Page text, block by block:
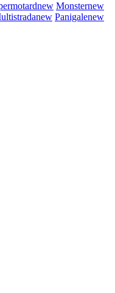
new Monsternew
new Panigalenew